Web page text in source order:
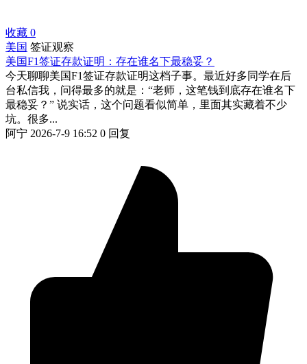
收藏 0
美国 签证观察
美国F1签证存款证明：存在谁名下最稳妥？
今天聊聊美国F1签证存款证明这档子事。最近好多同学在后
台私信我，问得最多的就是：“老师，这笔钱到底存在谁名下
最稳妥？” 说实话，这个问题看似简单，里面其实藏着不少
坑。很多...
阿宁 2026-7-9 16:52 0 回复